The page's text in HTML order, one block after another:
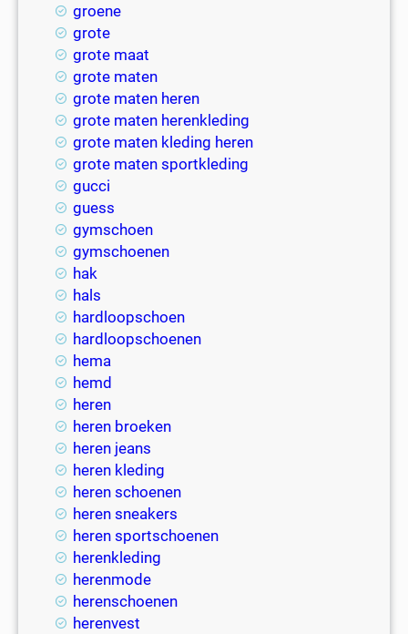
groene
grote
grote maat
grote maten
grote maten heren
grote maten herenkleding
grote maten kleding heren
grote maten sportkleding
gucci
guess
gymschoen
gymschoenen
hak
hals
hardloopschoen
hardloopschoenen
hema
hemd
heren
heren broeken
heren jeans
heren kleding
heren schoenen
heren sneakers
heren sportschoenen
herenkleding
herenmode
herenschoenen
herenvest